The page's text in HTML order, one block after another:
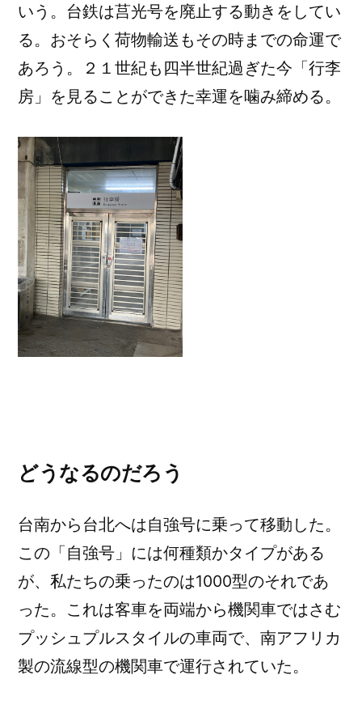
いう。台鉄は莒光号を廃止する動きをしてい
る。おそらく荷物輸送もその時までの命運で
あろう。２１世紀も四半世紀過ぎた今「行李
房」を見ることができた幸運を噛み締める。
どうなるのだろう
台南から台北へは自強号に乗って移動した。
この「自強号」には何種類かタイプがある
が、私たちの乗ったのは1000型のそれであ
った。これは客車を両端から機関車ではさむ
プッシュプルスタイルの車両で、南アフリカ
製の流線型の機関車で運行されていた。